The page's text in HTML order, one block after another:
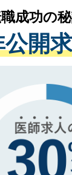
報の取り扱い
満たした事業
バシーマーク
持に関しても
、現在の医療
えながら、適
だきます。す
、長期的なサ
はご登録くだ
成功の
公開